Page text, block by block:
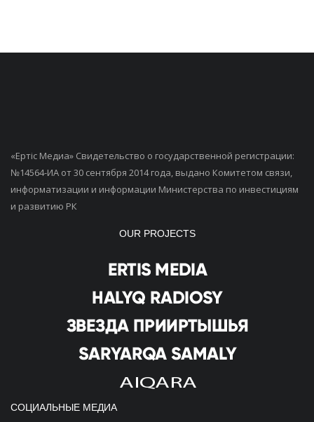
«Ертiс Медиа» Свидетельство о государственной регистрации:
№14564-ИА от 30 сентября 2014 года, выдано Комитетом связи,
информатизации и информации Министерства по инвестициям
и развитию РК
OUR PROJECTS
СОЦИАЛЬНЫЕ МЕДИА